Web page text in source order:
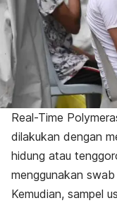
Real-Time
dilakukan dengan
hidung atau
menggunakan swab
Kemudian, sampel